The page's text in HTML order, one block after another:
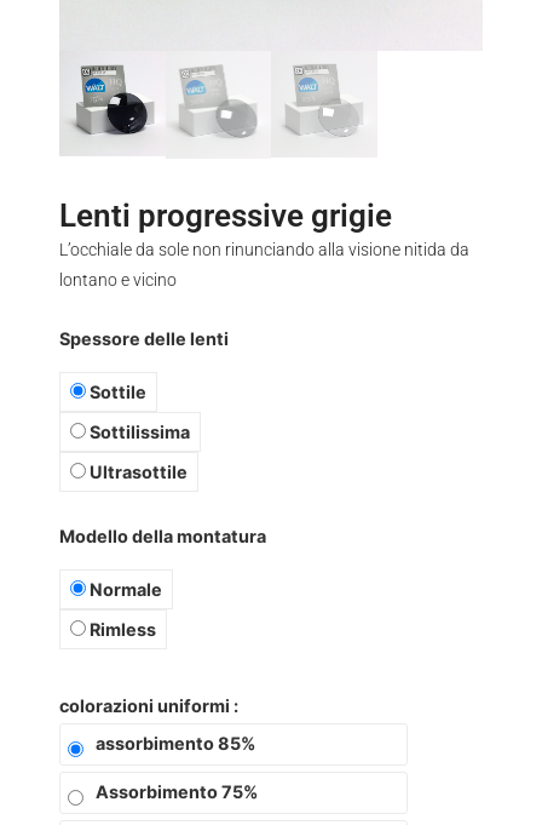
Lenti progressive grigie
L’occhiale da sole non rinunciando alla visione nitida da
lontano e vicino
Spessore delle lenti
Sottile
Sottilissima
Ultrasottile
Modello della montatura
Normale
Rimless
colorazioni uniformi
assorbimento 85%
Assorbimento 75%